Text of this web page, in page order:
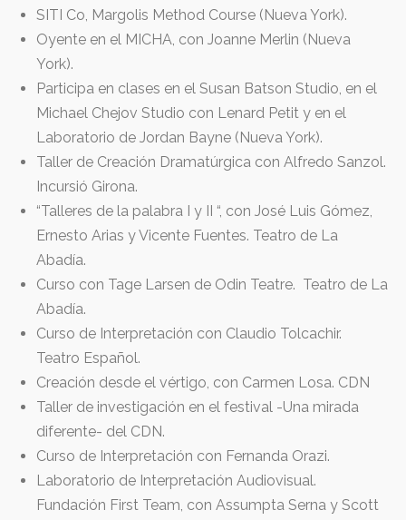
SITI Co, Margolis Method Course (Nueva York).
Oyente en el MICHA, con Joanne Merlin (Nueva
York).
Participa en clases en el Susan Batson Studio, en el
Michael Chejov Studio con Lenard Petit y en el
Laboratorio de Jordan Bayne (Nueva York).
Taller de Creación Dramatúrgica con Alfredo Sanzol.
Incursió Girona.
“Talleres de la palabra I y II “, con José Luis Gómez,
Ernesto Arias y Vicente Fuentes. Teatro de La
Abadía.
Curso con Tage Larsen de Odin Teatre. Teatro de La
Abadía.
Curso de Interpretación con Claudio Tolcachir.
Teatro Español.
Creación desde el vértigo, con Carmen Losa. CDN
Taller de investigación en el festival -Una mirada
diferente- del CDN.
Curso de Interpretación con Fernanda Orazi.
Laboratorio de Interpretación Audiovisual.
Fundación First Team, con Assumpta Serna y Scott